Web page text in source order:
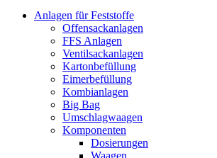
Anlagen für Feststoffe
Offensackanlagen
FFS Anlagen
Ventilsackanlagen
Kartonbefüllung
Eimerbefüllung
Kombianlagen
Big Bag
Umschlagwaagen
Komponenten
Dosierungen
Waagen